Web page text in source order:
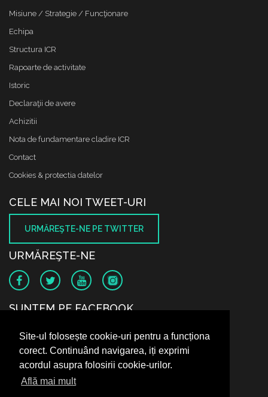
Site-ul folosește cookie-uri pentru a funcționa
corect. Continuând navigarea, iți exprimi
acordul asupra folosirii cookie-urilor.
Află mai mult
Misiune / Strategie / Funcţionare
Echipa
Structura ICR
Rapoarte de activitate
Istoric
Declaraţii de avere
Achizitii
Nota de fundamentare cladire ICR
Contact
Cookies & protectia datelor
CELE MAI NOI TWEET-URI
URMĂREŞTE-NE PE TWITTER
URMĂREŞTE-NE
SUNTEM PE FACEBOOK